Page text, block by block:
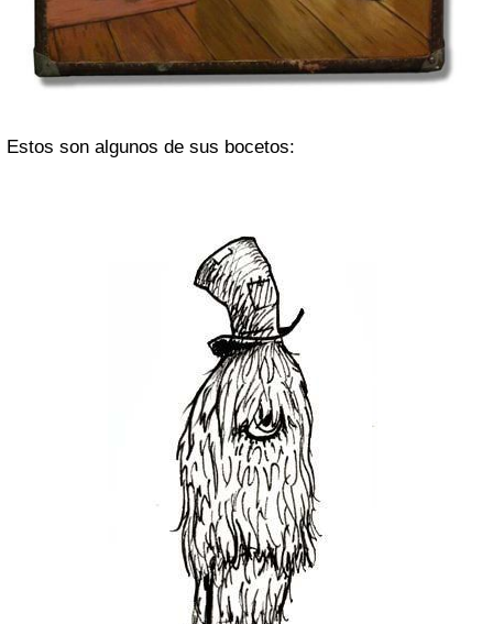
Estos son algunos de sus bocetos: